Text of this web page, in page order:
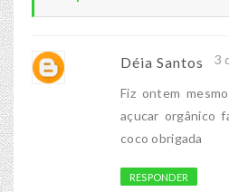
Déia Santos 3
Fiz ontem
açucar orgânico
coco obrigada
RESPONDER